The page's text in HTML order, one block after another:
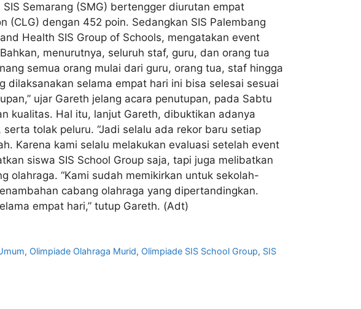
Semarang (SMG) bertengger diurutan empat
(CLG) dengan 452 poin. Sedangkan SIS Palembang
Health SIS Group of Schools, mengatakan event
menurutnya, seluruh staf, guru, dan orang tua
semua orang mulai dari guru, orang tua, staf hingga
selama empat hari ini bisa selesai sesuai
ujar Gareth jelang acara penutupan, pada Sabtu
kualitas. Hal itu, lanjut Gareth, dibuktikan adanya
tolak peluru. “Jadi selalu ada rekor baru setiap
Karena kami selalu melakukan evaluasi setelah event
siswa SIS School Group saja, tapi juga melibatkan
olahraga. “Kami sudah memikirkan untuk sekolah-
cabang olahraga yang dipertandingkan.
empat hari,” tutup Gareth. (Adt)
, Olimpiade Olahraga Murid, Olimpiade SIS School Group, SIS